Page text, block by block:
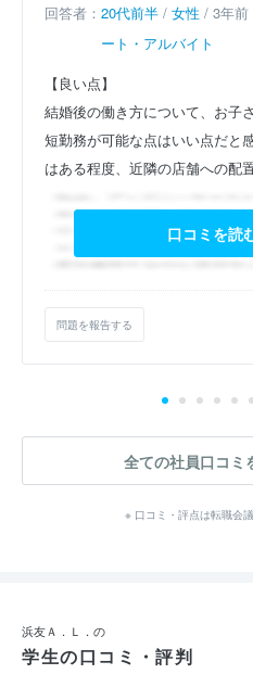
回答者： 20代前半 / 女性 / 3年前
ート・アルバイト
【良い点】
結婚後の働き方について、お子
短勤務が可能な点はいい点だと
はある程度、近隣の店舗への配
口コミを読
問題を報告する
全ての社員口コミ
※ 口コミ・評点は転職会
浜友Ａ．Ｌ．の
学生の口コミ・評判